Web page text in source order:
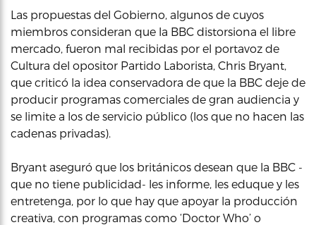
Las propuestas del Gobierno, algunos de cuyos
miembros consideran que la BBC distorsiona el libre
mercado, fueron mal recibidas por el portavoz de
Cultura del opositor Partido Laborista, Chris Bryant,
que criticó la idea conservadora de que la BBC deje de
producir programas comerciales de gran audiencia y
se limite a los de servicio público (los que no hacen las
cadenas privadas).
Bryant aseguró que los británicos desean que la BBC -
que no tiene publicidad- les informe, les eduque y les
entretenga, por lo que hay que apoyar la producción
creativa, con programas como ‘Doctor Who’ o